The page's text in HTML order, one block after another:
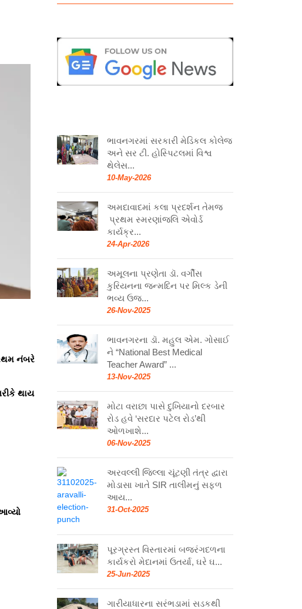
નંબરે
થાય
ભાવનગરમાં સરકારી મેડિકલ કોલેજ
અને સર ટી. હોસ્પિટલમાં વિશ્વ
થેલેસ...
10-May-2026
અમદાવાદમાં કલા પ્રદર્શન તેમજ
પ્રથમ સ્મરણાંજલિ એવોર્ડ
કાર્યક્ર...
24-Apr-2026
અમૂલના પ્રણેતા ડૉ. વર્ગીસ
કુરિયનના જન્મદિન પર મિલ્ક ડેની
ભવ્ય ઉજ...
26-Nov-2025
ભાવનગરના ડૉ. મહુલ એમ. ગોસાઈ
ને “National Best Medical
Teacher Award” ...
13-Nov-2025
મોટા વરાછા પાસે દુખિયાનો દરબાર
રોડ હવે ‘સરદાર પટેલ રોડ’થી
ઓળખાશે...
06-Nov-2025
અરવલ્લી જિલ્લા ચૂંટણી તંત્ર દ્વારા
મોડાસા ખાતે SIR તાલીમનું સફળ
આય...
31-Oct-2025
પૂરગ્રસ્ત વિસ્તારમાં બજરંગદળના
કાર્યકરો મેદાનમાં ઉતર્યા, ઘરે ઘ...
25-Jun-2025
ગારીયાધારના સરંભડામાં સડકથી